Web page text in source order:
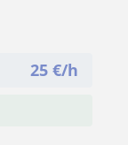
25 €/h